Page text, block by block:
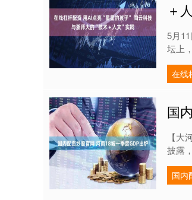
＋
5月
坛上
在线
国
【
披露
国内